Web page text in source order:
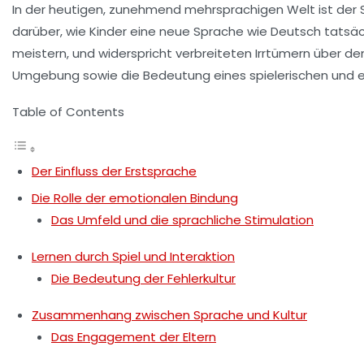
In der heutigen, zunehmend mehrsprachigen Welt ist
darüber, wie Kinder eine neue Sprache wie Deutsch
meistern, und widerspricht verbreiteten Irrtümern über
Umgebung sowie die Bedeutung eines spielerischen
Table of Contents
Der Einfluss der Erstsprache
Die Rolle der emotionalen Bindung
Das Umfeld und die sprachliche Stimulation
Lernen durch Spiel und Interaktion
Die Bedeutung der Fehlerkultur
Zusammenhang zwischen Sprache und Kultur
Das Engagement der Eltern